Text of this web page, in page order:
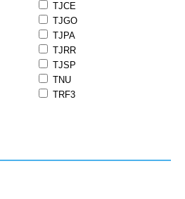
TJCE
TJGO
TJPA
TJRR
TJSP
TNU
TRF3